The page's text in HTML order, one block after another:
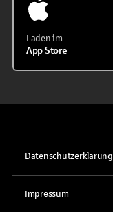
Laden im
App Store
Datenschutzerklärung
Impressum